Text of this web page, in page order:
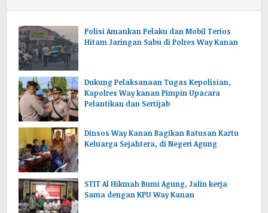
Polisi Amankan Pelaku dan Mobil Terios
Hitam Jaringan Sabu di Polres Way Kanan
Dukung Pelaksanaan Tugas Kepolisian,
Kapolres Way kanan Pimpin Upacara
Pelantikan dan Sertijab
Dinsos Way Kanan Bagikan Ratusan Kartu
Keluarga Sejahtera, di Negeri Agung
STIT Al Hikmah Bumi Agung, Jalin kerja
Sama dengan KPU Way Kanan